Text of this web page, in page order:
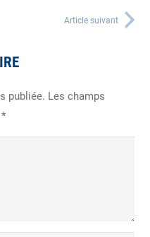
Article suivant
publiée. Les champs
*